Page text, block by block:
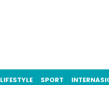
LIFESTYLE SPORT